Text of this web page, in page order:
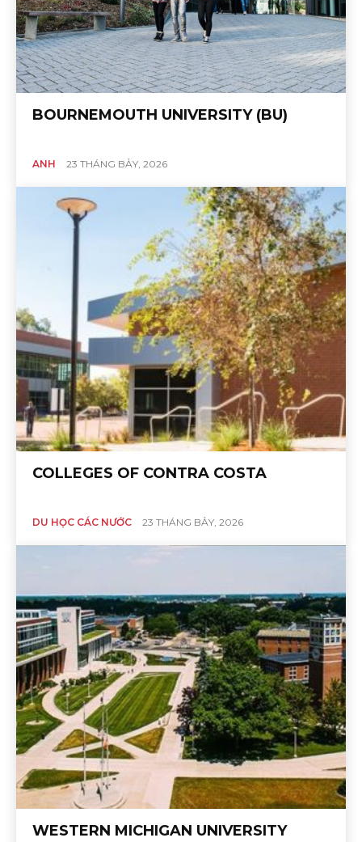
BOURNEMOUTH UNIVERSITY (BU)
ANH 23 THÁNG BẢY, 2026
COLLEGES OF CONTRA COSTA
DU HỌC CÁC NƯỚC 23 THÁNG BẢY, 2026
WESTERN MICHIGAN UNIVERSITY